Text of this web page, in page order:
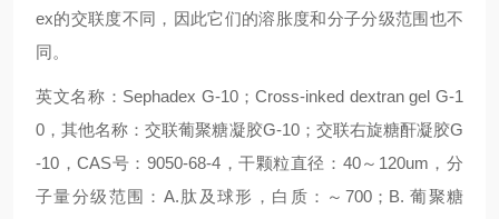
ex的交联度不同，因此它们的溶胀度和分子分级范围也不
同。
英文名称：Sephadex G-10；Cross-inked dextran gel G-1
0 ，其他名称：交联葡聚糖凝胶G-10；交联右旋糖酐凝胶G
-10 ，CAS号：9050-68-4，干颗粒直径：40～120um ，分
子量分级范围：A.肽及球形，白质：～700；B. 葡聚糖